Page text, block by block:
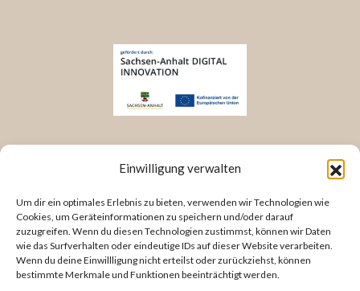
Einwilligung verwalten
Um dir ein optimales Erlebnis zu bieten, verwenden wir Technologien wie
Cookies, um Geräteinformationen zu speichern und/oder darauf
zuzugreifen. Wenn du diesen Technologien zustimmst, können wir Daten
wie das Surfverhalten oder eindeutige IDs auf dieser Website verarbeiten.
Wenn du deine Einwillligung nicht erteilst oder zurückziehst, können
bestimmte Merkmale und Funktionen beeinträchtigt werden.
KONTAKT INFORMATIONEN
Bergstraße 23
38486 Klötze
Deutschland/ Germany
Tel: +49 3909 473 68 66